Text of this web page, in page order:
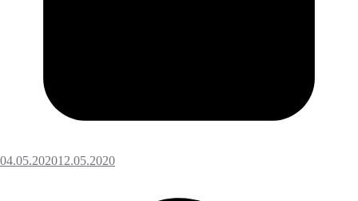
04.05.202012.05.2020